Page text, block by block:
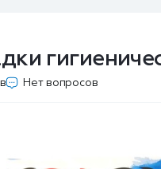
Нет вопросов